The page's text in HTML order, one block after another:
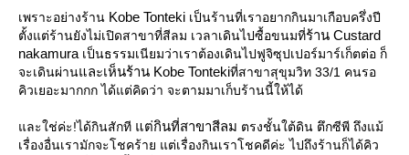
เพราะอย่างร้าน Kobe Tonteki เป็นร้านที่เราอยากกินมาเกือบครึ่งปี
ตั้งแต่ร้านยังไม่เปิดสาขาที่สีลม เวลาเดินไปซื้อขนมที่ร้าน Custard
nakamura เป็นธรรมเนียมว่าเราต้องเดินไปฟูจิซุปเปอร์มาร์เก็ตต่อ ก็
จะเดินผ่านละเห็นร้าน Kobe Tontekiที่สาขาสุขุมวิท 33/1 คนรอ
คิวเยอะมากกก ได้แต่คิดว่า จะตามมาเก็บร้านนี้ให้ได้
ละใช่ค่ะ!ได้กินสักที ต่กินที่สาขาสีลม ตรงชั้นใต้ดิน ตึกซีพี ถึงแม้
เรื่องอื่นเรามักจะโชคร้าย แต่เรื่องกินเราโชคดีค่ะ ไปถึงร้านก็ได้คิว